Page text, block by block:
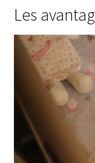
Les